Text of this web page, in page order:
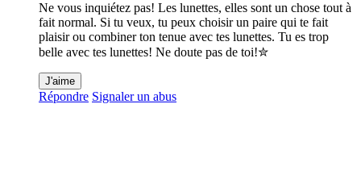
Ne vous inquiétez pas! Les lunettes, elles sont un chose tout à
fait normal. Si tu veux, tu peux choisir un paire qui te fait
plaisir ou combiner ton tenue avec tes lunettes. Tu es trop
belle avec tes lunettes! Ne doute pas de toi!✮
J'aime
Répondre Signaler un abus